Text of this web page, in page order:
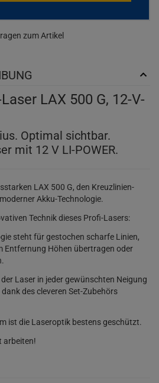
zum Artikel
LAX 500 G, 12-V-
Optimal sichtbar.
mit 12 V LI-POWER.
LAX 500 G, den Kreuzlinien-
Akku-Technologie.
Technik dieses Profi-Lasers:
steht für gestochen scharfe Linien,
Entfernung Höhen übertragen oder
Laser in jeder gewünschten Neigung
des cleveren Set-Zubehörs
ist die Laseroptik bestens geschützt.
arbeiten!